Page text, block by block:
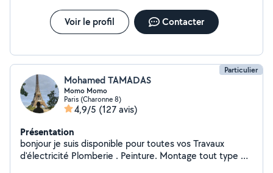
Voir le profil Contacter
Particulier
Mohamed TAMADAS
Momo Momo
Paris (Charonne 8)
4,9/5 (127 avis)
Présentation
bonjour je suis disponible pour toutes vos Travaux
d'électricité Plomberie . Peinture. Montage tout type de